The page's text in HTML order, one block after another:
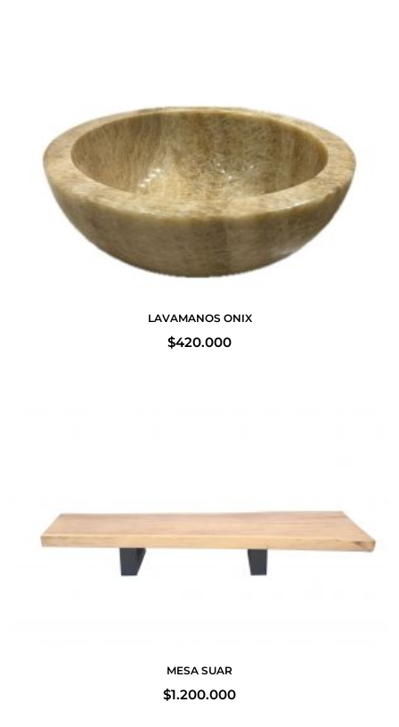
LAVAMANOS ONIX
$420.000
MESA SUAR
$1.200.000